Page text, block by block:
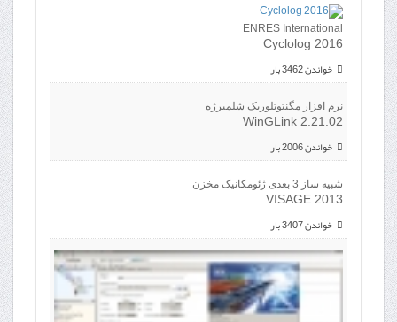
ENRES International
Cyclolog 2016
خواندن 3462 بار
نرم افزار مگنتوتلوریک شلمبرژه
WinGLink 2.21.02
خواندن 2006 بار
شبیه ساز 3 بعدی ژئومکانیک مخزن
VISAGE 2013
خواندن 3407 بار